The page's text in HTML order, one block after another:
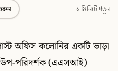
১ মিনিটে পড়ুন
অফিস কলোনির একটি ভাড়া
উপ-পরিদর্শক (এএসআই)